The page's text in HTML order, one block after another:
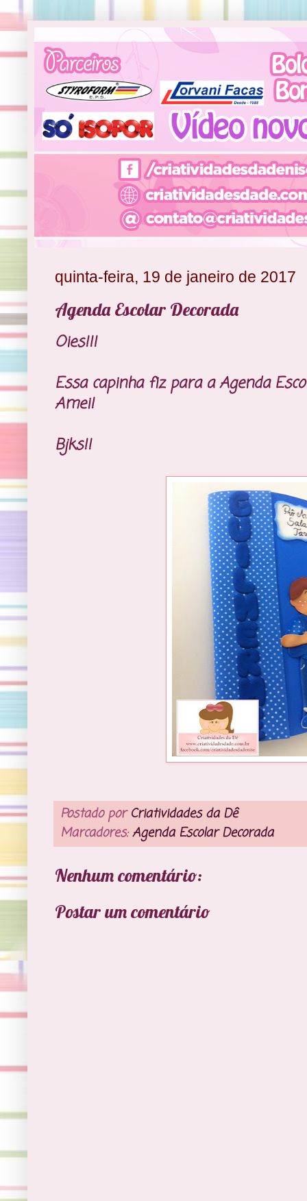
quinta-feira, 19 de janeiro de 2017
Agenda Escolar Decorada
Oies!!!
Essa capinha fiz para a Agenda
Amei!
Bjks!!
Postado porCriatividades da Dê
Marcadores:Agenda Escolar Decorada
Nenhum comentário:
Postar um comentário